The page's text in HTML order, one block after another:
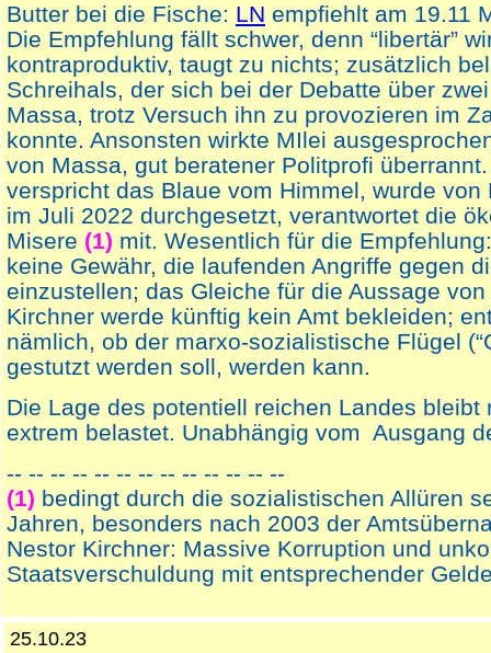
Butter bei die Fische: LN empfiehlt am 19.11
Die Empfehlung fällt schwer, denn “libertär”
kontraproduktiv, taugt zu nichts; zusätzlich
Schreihals, der sich bei der Debatte über
Massa, trotz Versuch ihn zu provozieren im
konnte. Ansonsten wirkte MIlei
von Massa, gut beratener Politprofi
verspricht das Blaue vom Himmel, wurde von
im Juli 2022 durchgesetzt, verantwortet die
Misere (1) mit. Wesentlich für die
keine Gewähr, die laufenden Angriffe gegen
einzustellen; das Gleiche für die Aussage
Kirchner werde künftig kein Amt bekleiden;
nämlich, ob der marxo-sozialistische Flügel
gestutzt werden soll, werden kann.
Die Lage des potentiell reichen Landes bleibt
extrem belastet. Unabhängig vom Ausgang
-- -- -- -- -- -- -- -- -- -- -- -- --
(1) bedingt durch die sozialistischen Allüren
Jahren, besonders nach 2003 der
Nestor Kirchner: Massive Korruption und
Staatsverschuldung mit entsprechender
25.10.23